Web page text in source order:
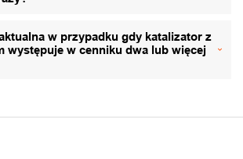
w przypadku gdy katalizator z
występuje w cenniku dwa lub więcej